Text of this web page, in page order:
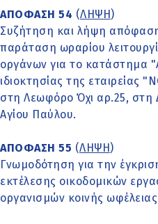
ΑΠΟΦΑΣΗ 54 (ΛΗΨΗ )
Συζήτηση και λήψη
παράταση ωραρίου
οργάνων για το κατάστημα
ιδιοκτησίας της εταιρείας
στη Λεωφόρο Όχι αρ.25, στη
Αγίου Παύλου.
ΑΠΟΦΑΣΗ 55 (ΛΗΨΗ )
Γνωμοδότηση για την
εκτέλεσης οικοδομικών
οργανισμών κοινής